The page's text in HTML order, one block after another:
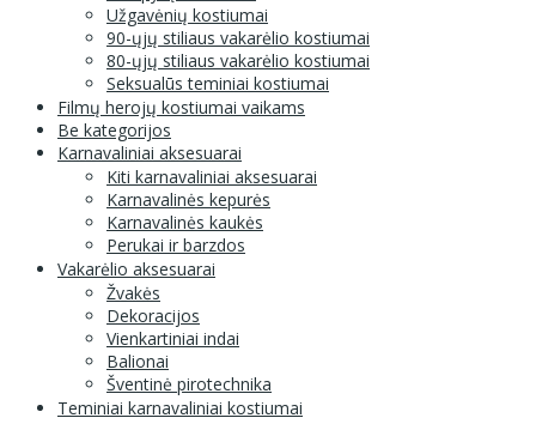
Užgavėnių kostiumai
90-ųjų stiliaus vakarėlio kostiumai
80-ųjų stiliaus vakarėlio kostiumai
Seksualūs teminiai kostiumai
Filmų herojų kostiumai vaikams
Be kategorijos
Karnavaliniai aksesuarai
Kiti karnavaliniai aksesuarai
Karnavalinės kepurės
Karnavalinės kaukės
Perukai ir barzdos
Vakarėlio aksesuarai
Žvakės
Dekoracijos
Vienkartiniai indai
Balionai
Šventinė pirotechnika
Teminiai karnavaliniai kostiumai